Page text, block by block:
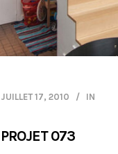
JUILLET 17, 2010 IN
PROJET 073